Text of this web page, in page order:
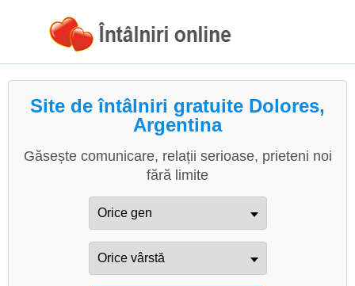
Site de întâlniri gratuite Dolores,
Argentina
Găsește comunicare, relații serioase, prieteni noi
fără limite